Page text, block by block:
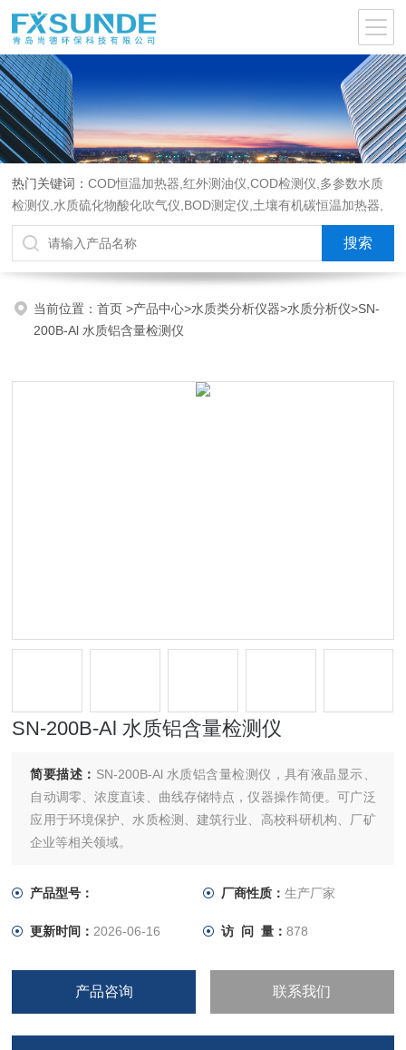
热门关键词：COD恒温加热器,红外测油仪,COD检测仪,多参数水质
检测仪,水质硫化物酸化吹气仪,BOD测定仪,土壤有机碳恒温加热器,
液液萃取器,COD消解回流仪,水质采样器
当前位置：首页>产品中心>水质类分析仪器>水质分析仪>SN-
200B-Al 水质铝含量检测仪
SN-200B-Al 水质铝含量检测仪
简要描述： SN-200B-Al 水质铝含量检测仪，具有液晶显示、
自动调零、浓度直读、曲线存储特点，仪器操作简便。可广泛
应用于环境保护、水质检测、建筑行业、高校科研机构、厂矿
企业等相关领域。
产品型号： 厂商性质： 生产厂家
更新时间： 2026-06-16 访 问 量： 878
产品咨询 联系我们